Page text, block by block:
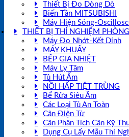
Thiết Bị Đo Dòng Dò
Biến Tần MITSUBISHI
Máy Hiện Sóng-
THIẾT BỊ THÍ NGHIỆM
Máy Đo Nhớt-Kết Dính
MÁY KHUẤY
BẾP GIA NHIỆT
Máy Ly Tâm
Tủ Hút Ẩm
NỒI HẤP TIỆT TRÙNG
Bể Rửa Siêu Âm
Các Loại Tủ An Toàn
Cân Điện Tử
Cân Phân Tích Cân Kỹ
Dụng Cụ Lấy Mẫu Thí